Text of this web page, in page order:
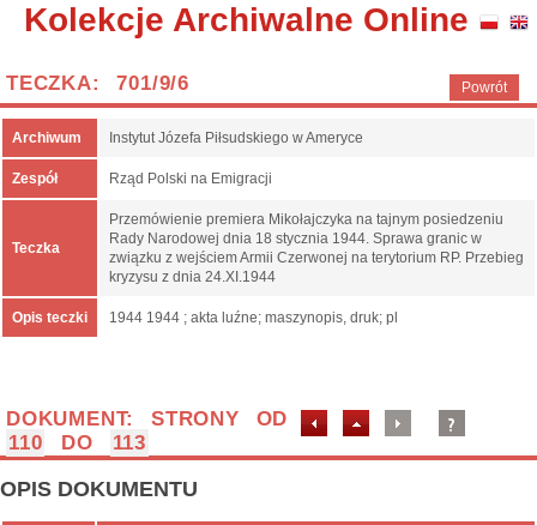
Kolekcje Archiwalne Online
Powrót
TECZKA: 701/9/6
Archiwum Instytut Józefa Piłsudskiego w Ameryce
Zespół Rząd Polski na Emigracji
Teczka
Przemówienie premiera Mikołajczyka na tajnym posiedzeniu
Rady Narodowej dnia 18 stycznia 1944. Sprawa granic w
związku z wejściem Armii Czerwonej na terytorium RP. Przebieg
kryzysu z dnia 24.XI.1944
Opis teczki 1944 1944 ; akta luźne; maszynopis, druk; pl
DOKUMENT: STRONY OD
110
DO 113
OPIS DOKUMENTU